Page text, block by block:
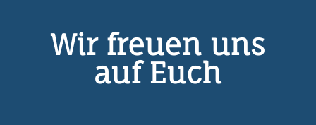
Wir freuen uns
auf Euch